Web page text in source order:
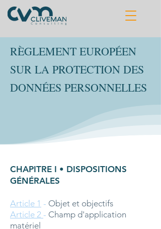
RÈGLEMENT EUROPÉEN
SUR LA PROTECTION DES
DONNÉES PERSONNELLES
CHAPITRE I • DISPOSITIONS
GÉNÉRALES
Article 1 - Objet et objectifs
Article 2 - Champ d'application
matériel